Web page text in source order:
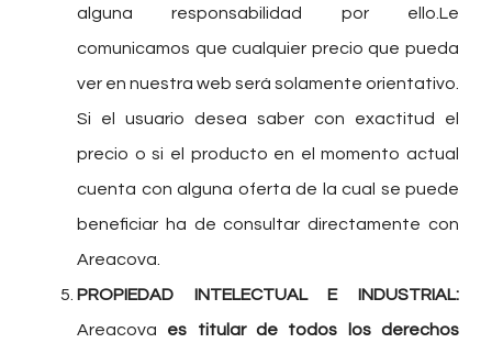
alguna responsabilidad por ello.Le
comunicamos que cualquier precio que pueda
ver en nuestra web será solamente orientativo.
Si el usuario desea saber con exactitud el
precio o si el producto en el momento actual
cuenta con alguna oferta de la cual se puede
beneficiar ha de consultar directamente con
Areacova.
PROPIEDAD INTELECTUAL E INDUSTRIAL:
Areacova es titular de todos los derechos